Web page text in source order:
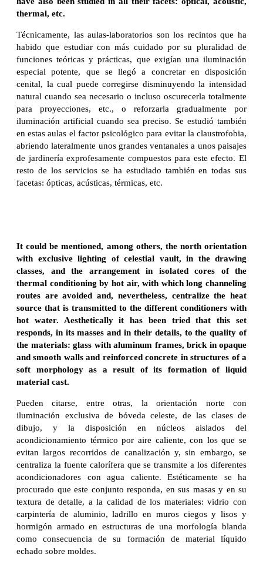
thermal, etc.
Técnicamente, las aulas-laboratorios son los recintos que ha
habido que estudiar con más cuidado por su pluralidad de
funciones teóricas y prácticas, que exigían una iluminación
especial potente, que se llegó a concretar en disposición
cenital, la cual puede corregirse disminuyendo la intensidad
natural cuando sea necesario o incluso oscurecerla totalmente
para proyecciones, etc., o reforzarla gradualmente por
iluminación artificial cuando sea preciso. Se estudió también
en estas aulas el factor psicológico para evitar la claustrofobia,
abriendo lateralmente unos grandes ventanales a unos paisajes
de jardinería exprofesamente compuestos para este efecto. El
resto de los servicios se ha estudiado también en todas sus
facetas: ópticas, acústicas, térmicas, etc.
It could be mentioned, among others, the north orientation
with exclusive lighting of celestial vault, in the drawing
classes, and the arrangement in isolated cores of the
thermal conditioning by hot air, with which long channeling
routes are avoided and, nevertheless, centralize the heat
source that is transmitted to the different conditioners with
hot water. Aesthetically it has been tried that this set
responds, in its masses and in their details, to the quality of
the materials: glass with aluminum frames, brick in opaque
and smooth walls and reinforced concrete in structures of a
soft morphology as a result of its formation of liquid
material cast.
Pueden citarse, entre otras, la orientación norte con
iluminación exclusiva de bóveda celeste, de las clases de
dibujo, y la disposición en núcleos aislados del
acondicionamiento térmico por aire caliente, con los que se
evitan largos recorridos de canalización y, sin embargo, se
centraliza la fuente calorífera que se transmite a los diferentes
acondicionadores con agua caliente. Estéticamente se ha
procurado que este conjunto responda, en sus masas y en su
textura de detalle, a la calidad de los materiales: vidrio con
carpintería de aluminio, ladrillo en muros ciegos y lisos y
hormigón armado en estructuras de una morfología blanda
como consecuencia de su formación de material líquido
echado sobre moldes.